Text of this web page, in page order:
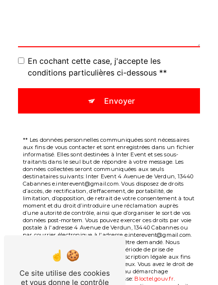
En cochant cette case, j'accepte les
conditions particulières ci-dessous **
Envoyer
** Les données personnelles communiquées sont nécessaires
aux fins de vous contacter et sont enregistrées dans un fichier
informatisé. Elles sont destinées à Inter Event et ses sous-
traitants dans le seul but de répondre à votre message. Les
données collectées seront communiquées aux seuls
destinataires suivants: Inter Event 4 Avenue de Verdun, 13440
Cabannes e.interevent@gmail.com. Vous disposez de droits
d’accès, de rectification, d’effacement, de portabilité, de
limitation, d’opposition, de retrait de votre consentement à tout
moment et du droit d’introduire une réclamation auprès
d’une autorité de contrôle, ainsi que d’organiser le sort de vos
données post-mortem. Vous pouvez exercer ces droits par voie
postale à l'adresse 4 Avenue de Verdun, 13440 Cabannes ou
par courrier électronique à l'adresse e.interevent@gmail.com.
Un justificatif d'identité pourra vous être demandé. Nous
conservons vos données pendant la période de prise de
contact puis pendant la durée de prescription légale aux fins
probatoires et de gestion des contentieux. Vous avez le droit de
vous inscrire sur la liste d'opposition au démarchage
téléphonique, disponible à cette adresse:
Bloctel.gouv.fr.
Ce site utilise des cookies
et vous donne le contrôle